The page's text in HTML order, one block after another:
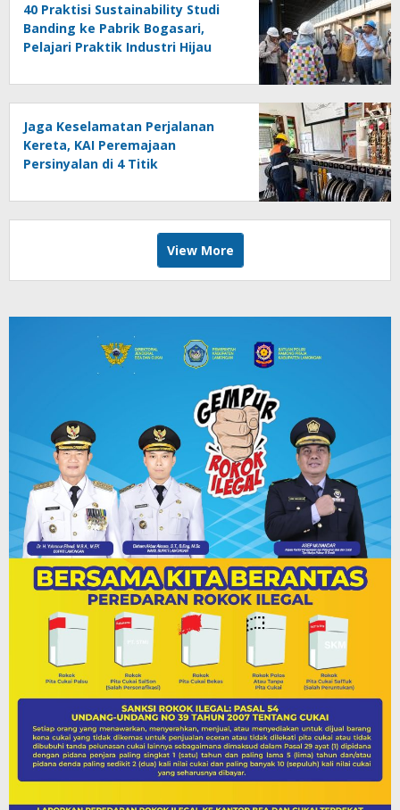
40 Praktisi Sustainability Studi
Banding ke Pabrik Bogasari,
Pelajari Praktik Industri Hijau
Jaga Keselamatan Perjalanan
Kereta, KAI Peremajaan
Persinyalan di 4 Titik
View More